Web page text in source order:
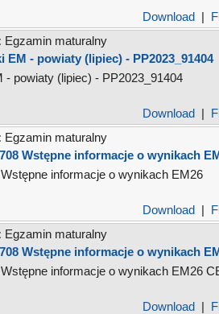
Download |
Egzamin maturalny
EM - powiaty (lipiec) - PP2023_91404
- powiaty (lipiec) - PP2023_91404
Download |
Egzamin maturalny
Wstępne informacje o wynikach
informacje o wynikach EM26
Download |
Egzamin maturalny
Wstępne informacje o wynikach
informacje o wynikach EM26
Download |